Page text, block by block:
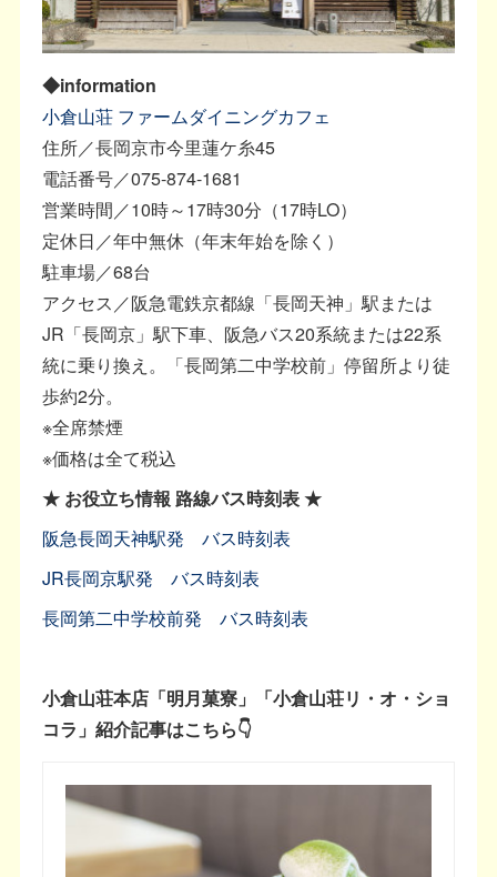
◆information
小倉山荘 ファームダイニングカフェ
住所／長岡京市今里蓮ケ糸45
電話番号／075-874-1681
営業時間／10時～17時30分（17時LO）
定休日／年中無休（年末年始を除く）
駐車場／68台
アクセス／阪急電鉄京都線「長岡天神」駅または
JR「長岡京」駅下車、阪急バス20系統または22系
統に乗り換え。「長岡第二中学校前」停留所より徒
歩約2分。
※全席禁煙
※価格は全て税込
★ お役立ち情報 路線バス時刻表 ★
阪急長岡天神駅発 バス時刻表
JR長岡京駅発 バス時刻表
長岡第二中学校前発 バス時刻表
小倉山荘本店「明月菓寮」「小倉山荘リ・オ・ショ
コラ」紹介記事はこちら👇